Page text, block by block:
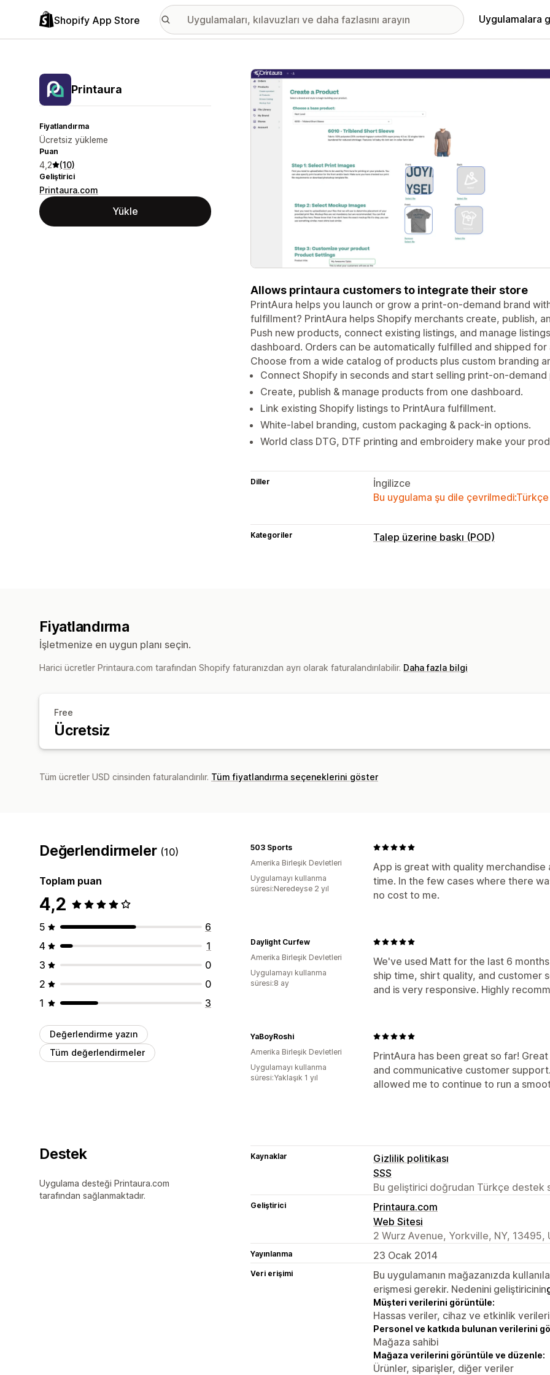
Shopify App Store Uygulamalara
Printaura
Fiyatlandırma
Ücretsiz yükleme
Puan
4,2 (10)
Geliştirici
Printaura.com
Yükle
Öne çıkan görsel galerisi
Allows printaura customers to integrate their store
PrintAura helps you launch or grow a print-on-demand brand
fulfillment? PrintAura helps Shopify merchants create, publish,
Push new products, connect existing listings, and manage
dashboard. Orders can be automatically fulfilled and shipped
Choose from a wide catalog of products plus custom branding
Connect Shopify in seconds and start selling print-on-
Create, publish & manage products from one dashboard.
Link existing Shopify listings to PrintAura fulfillment.
White-label branding, custom packaging & pack-in options.
World class DTG, DTF printing and embroidery make your
Diller
İngilizce
Bu uygulama şu dile çevrilmedi:Türkçe
Kategoriler Talep üzerine baskı (POD)
Özel kargo Global gönderim
Fiyatlandırma
İşletmenize en uygun planı seçin.
Harici ücretler Printaura.com tarafından Shopify faturanızdan ayrı olarak faturalandırılabilir. Daha fazla bilgi
Free
Ücretsiz
Tüm ücretler USD cinsinden faturalandırılır. Tüm fiyatlandırma seçeneklerini göster
Değerlendirmeler (10)
Toplam puan
4,2
5
6
4
1
3
0
2
0
1
3
Değerlendirme yazın
Tüm değerlendirmeler
App is great with quality
time. In the few cases where there
no cost to me.
503 Sports
Amerika Birleşik Devletleri
Uygulamayı kullanma
süresi:Neredeyse 2 yıl
We've used Matt for the last 6
ship time, shirt quality, and customer
and is very responsive. Highly
Daylight Curfew
Amerika Birleşik Devletleri
Uygulamayı kullanma
süresi:8 ay
PrintAura has been great so far!
and communicative customer
allowed me to continue to run a
YaBoyRoshi
Amerika Birleşik Devletleri
Uygulamayı kullanma
süresi:Yaklaşık 1 yıl
Destek
Uygulama desteği Printaura.com
tarafından sağlanmaktadır.
Kaynaklar
Gizlilik politikası
SSS
Bu geliştirici doğrudan Türkçe destek
Geliştirici
Printaura.com
Web Sitesi
2 Wurz Avenue, Yorkville, NY, 13495,
Yayınlanma 23 Ocak 2014
Veri erişimi
Bu uygulamanın mağazanızda
erişmesi gerekir. Nedenini geliştiricinin
Müşteri verilerini görüntüle:
Hassas veriler, cihaz ve etkinlik verileri
Personel ve katkıda bulunan verilerini
Mağaza sahibi
Mağaza verilerini görüntüle ve düzenle:
Ürünler, siparişler, diğer veriler